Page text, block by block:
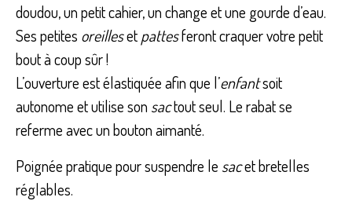
doudou, un petit cahier, un change et une gourde d’eau.
Ses petites oreillesetpattesferont craquer votre petit
bout à coup sûr !
L’ouverture est élastiquée afin que l’enfantsoit
autonome et utilise son sactout seul. Le rabat se
referme avec un bouton aimanté.
Poignée pratique pour suspendre le sacet bretelles
réglables.